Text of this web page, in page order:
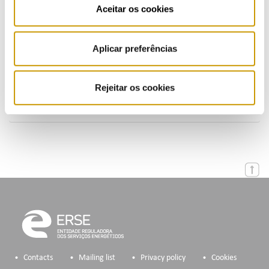
Aceitar os cookies
Aplicar preferências
Rejeitar os cookies
Presentations (PT)
Mailing List
Contacts Mailing list Privacy policy Cookies